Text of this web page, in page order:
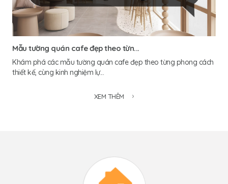
Mẫu tường quán cafe đẹp theo từn...
Khám phá các mẫu tường quán cafe đẹp theo từng phong cách
thiết kế, cùng kinh nghiệm lự...
XEM THÊM